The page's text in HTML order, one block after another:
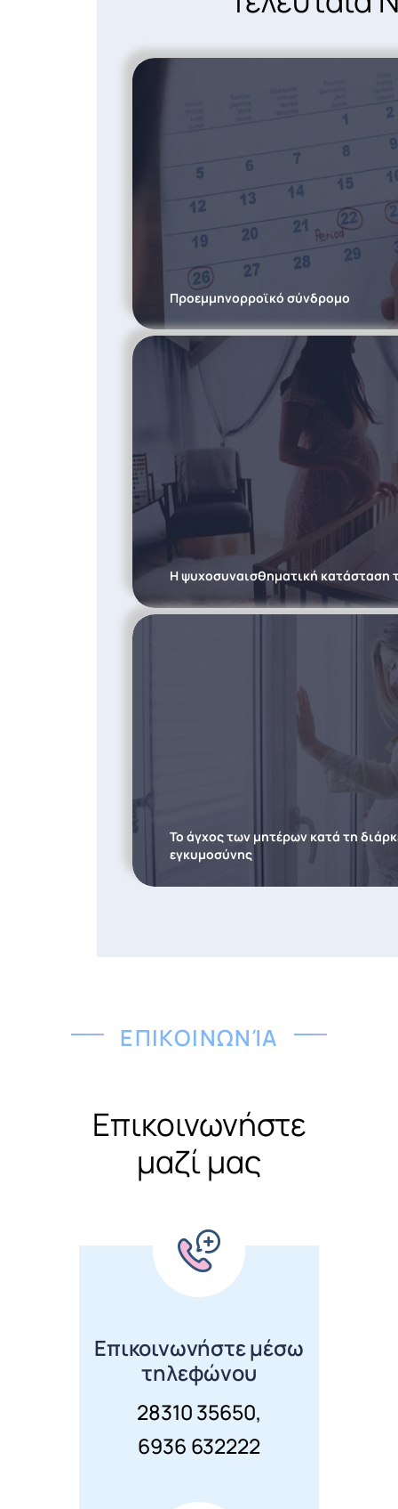
Προεμμηνορροϊκό σύνδρομο
Η ψυχοσυναισθηματική κατάσταση
Το άγχος των μητέρων κατά τη
εγκυμοσύνης
ΕΠΙΚΟΙΝΩΝΊΑ
Επικοινωνήστε
μαζί μας
Επικοινωνήστε μέσω
τηλεφώνου
28310 35650,
6936 632222